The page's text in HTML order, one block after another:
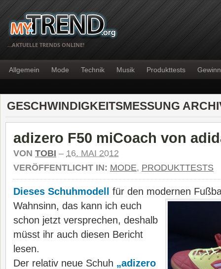
…AKTUELLE TRENDS ONLINE!
Allgemein Mode Technik Musik Produkttests
GESCHWINDIGKEITSMESSUNG
adizero F50 miCoach von
VON TOBI – 16. MAI 2012
VERÖFFENTLICHT IN: MODE, PRODUKTTESTS
Dieses Schuhmodell
für den modernen
Wahnsinn, das kann ich euch
schon jetzt versprechen, deshalb
müsst ihr auch diesen Bericht
lesen.
Der relativ neue Schuh „adizero